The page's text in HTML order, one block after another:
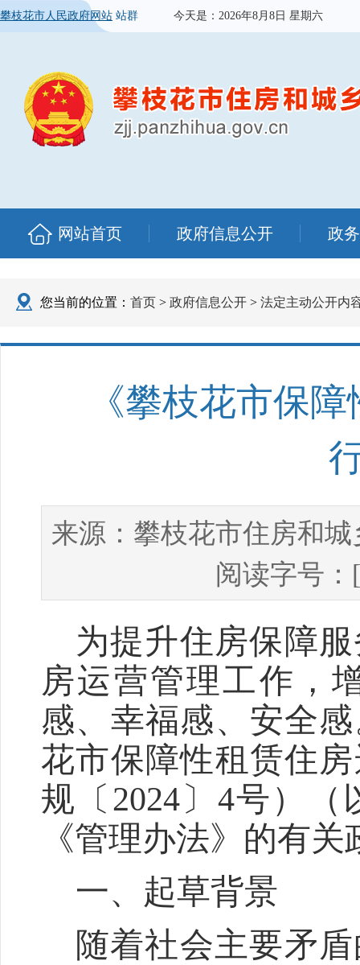
攀枝花市人民政府网站 站群 今天是： 2026年8月8日 星期六
网站首页 政府信息公开 政
您当前的位置： 首页 > 政府信息公开 > 法定主动公开内
《攀枝花市保
来源： 攀枝花市住房和
阅读字号
为提升住房保障
房运营管理工作，
感、幸福感、安全
花市保障性租赁住
规〔 2024〕4号）
《管理办法》的有
一、起草背景
随着社会主要矛